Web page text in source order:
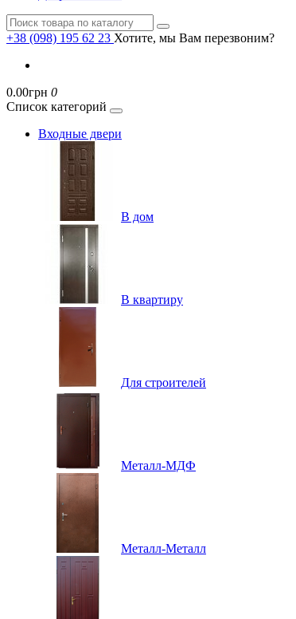
+38 (098) 195 62 23 Хотите, мы Вам перезвоним?
0.00грн 0
Список категорий
Входные двери
В дом
В квартиру
Для строителей
Металл-МДФ
Металл-Металл